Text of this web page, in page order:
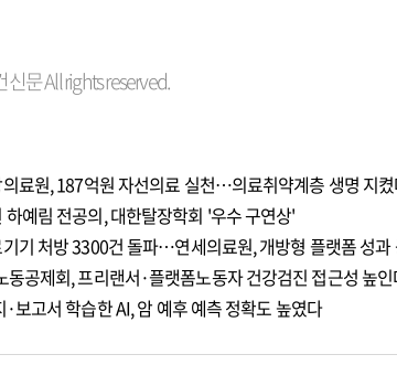
문 All rights reserved.
료원, 187억원 자선의료 실천…의료취약계층 생명 지
하예림 전공의, 대한탈장학회 '우수 구연상'
기 처방 3300건 돌파…연세의료원, 개방형 플랫폼 성과
동공제회, 프리랜서·플랫폼노동자 건강검진 접근성 높
·보고서 학습한 AI, 암 예후 예측 정확도 높였다